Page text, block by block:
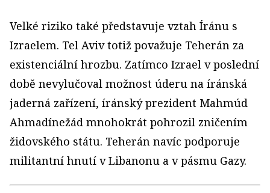
Velké riziko také představuje vztah Íránu s
Izraelem. Tel Aviv totiž považuje Teherán za
existenciální hrozbu. Zatímco Izrael v poslední
době nevylučoval možnost úderu na íránská
jaderná zařízení, íránský prezident Mahmúd
Ahmadínežád mnohokrát pohrozil zničením
židovského státu. Teherán navíc podporuje
militantní hnutí v Libanonu a v pásmu Gazy.